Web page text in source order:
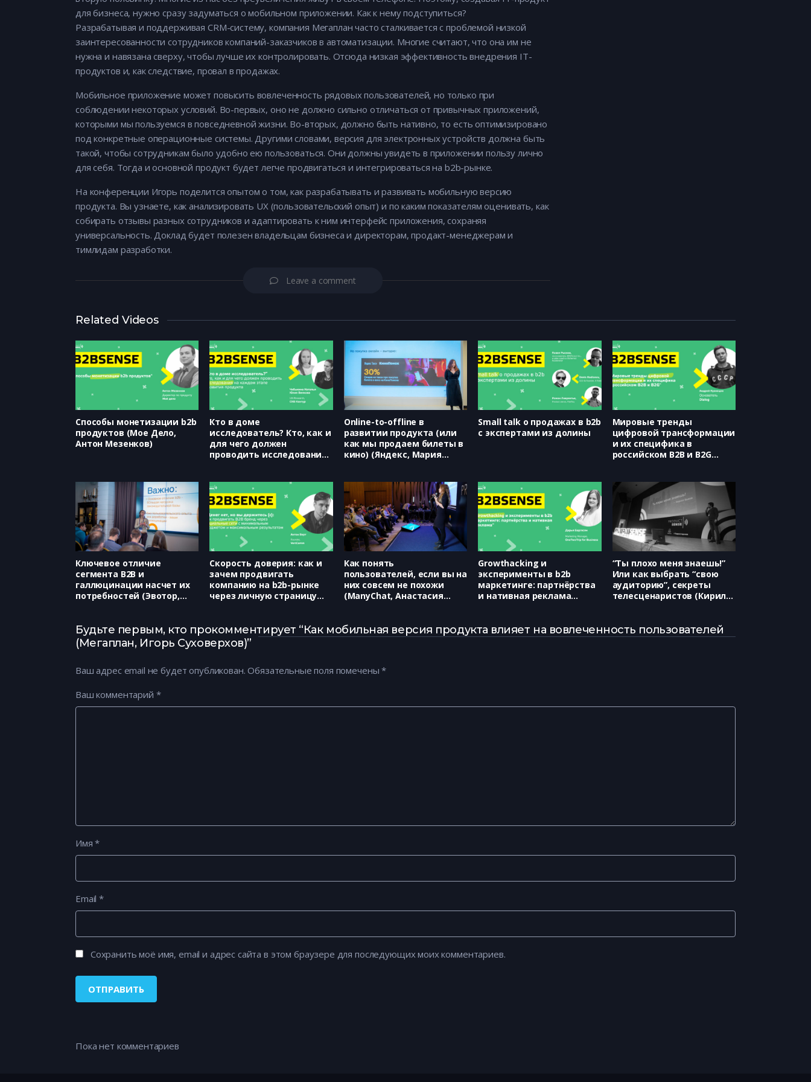
для бизнеса, нужно сразу задуматься о мобильном приложении. Как к нему подступиться?
Разрабатывая и поддерживая CRM-систему, компания Мегаплан часто сталкивается с проблемой низкой
заинтересованности сотрудников компаний-заказчиков в автоматизации. Многие считают, что она им не
нужна и навязана сверху, чтобы лучше их контролировать. Отсюда низкая эффективность внедрения IT-
продуктов и, как следствие, провал в продажах.
Мобильное приложение может повысить вовлеченность рядовых пользователей, но только при
соблюдении некоторых условий. Во-первых, оно не должно сильно отличаться от привычных приложений,
которыми мы пользуемся в повседневной жизни. Во-вторых, должно быть нативно, то есть оптимизировано
под конкретные операционные системы. Другими словами, версия для электронных устройств должна быть
такой, чтобы сотрудникам было удобно ею пользоваться. Они должны увидеть в приложении пользу лично
для себя. Тогда и основной продукт будет легче продвигаться и интегрироваться на b2b-рынке.
На конференции Игорь поделится опытом о том, как разрабатывать и развивать мобильную версию
продукта. Вы узнаете, как анализировать UX (пользовательский опыт) и по каким показателям оценивать, как
собирать отзывы разных сотрудников и адаптировать к ним интерфейс приложения, сохраняя
универсальность. Доклад будет полезен владельцам бизнеса и директорам, продакт-менеджерам и
тимлидам разработки.
Leave a comment
Related Videos
Способы монетизации b2b
продуктов (Мое Дело,
Антон Мезенков)
Кто в доме
исследователь? Кто, как и
для чего должен
проводить исследования
Контур, Наталья
Чебыкина, Юлия Вилкова)
Online-to-offline в
развитии продукта (или
как мы продаем билеты в
кино) (Яндекс, Мария
Small talk о продажах в b2b
с экспертами из долины
Мировые тренды
цифровой трансформации
и их специфика в
российском B2B и B2G
Ключевое отличие
сегмента B2B и
галлюцинации насчет их
потребностей (Эвотор,
Скорость доверия: как и
зачем продвигать
компанию на b2b-рынке
через личную страницу
(VertComm, Антон Верт)
Как понять
пользователей, если вы на
них совсем не похожи
(ManyChat, Анастасия
Growthacking и
эксперименты в b2b
маркетинге: партнёрства
и нативная реклама
“Ты плохо меня знаешь!”
Или как выбрать “свою
аудиторию”, секреты
телесценаристов (Кирилл
Будьте первым, кто прокомментирует “Как мобильная версия продукта влияет на вовлеченность пользователей
(Мегаплан, Игорь Суховерхов)”
Ваш адрес email не будет опубликован. Обязательные поля помечены*
Ваш комментарий *
Имя*
Email*
Сохранить моё имя, email и адрес сайта в этом браузере для последующих моих комментариев.
Пока нет комментариев